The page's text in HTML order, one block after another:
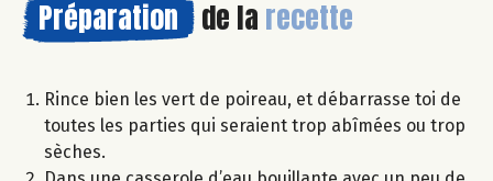
Préparation de la recette
Rince bien les vert de poireau, et débarrasse toi de
toutes les parties qui seraient trop abîmées ou trop
sèches.